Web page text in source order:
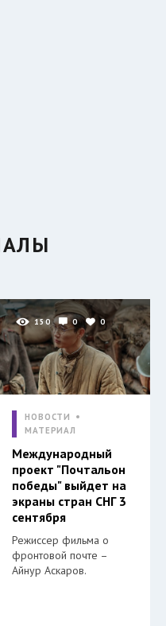
150 0 0
НОВОСТИ
МАТЕРИАЛ
Международный
проект "Почтальон
победы" выйдет на
экраны стран СНГ 3
сентября
Режиссер фильма о
фронтовой почте –
Айнур Аскаров.